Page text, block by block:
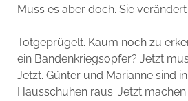
Muss es aber doch. Sie
Totgeprügelt. Kaum noch zu
ein Bandenkriegsopfer? Jetzt
Jetzt. Günter und Marianne sind
Hausschuhen raus. Jetzt